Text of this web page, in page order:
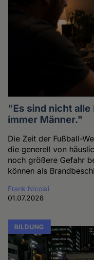
"Es sind nicht
immer Männer."
Die Zeit der Fußball-
die generell von
noch größere Gefahr
können als
Frank Nicolai
01.07.2026
BILDUNG